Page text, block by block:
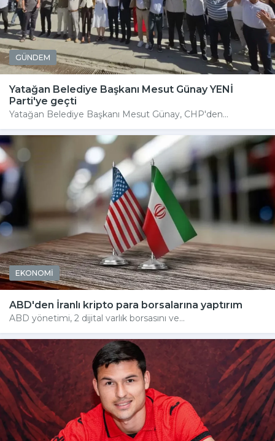
GÜNDEM
Yatağan Belediye Başkanı Mesut Günay YENİ
Parti'ye geçti
Yatağan Belediye Başkanı Mesut Günay, CHP'den...
EKONOMİ
ABD'den İranlı kripto para borsalarına yaptırım
ABD yönetimi, 2 dijital varlık borsasını ve...